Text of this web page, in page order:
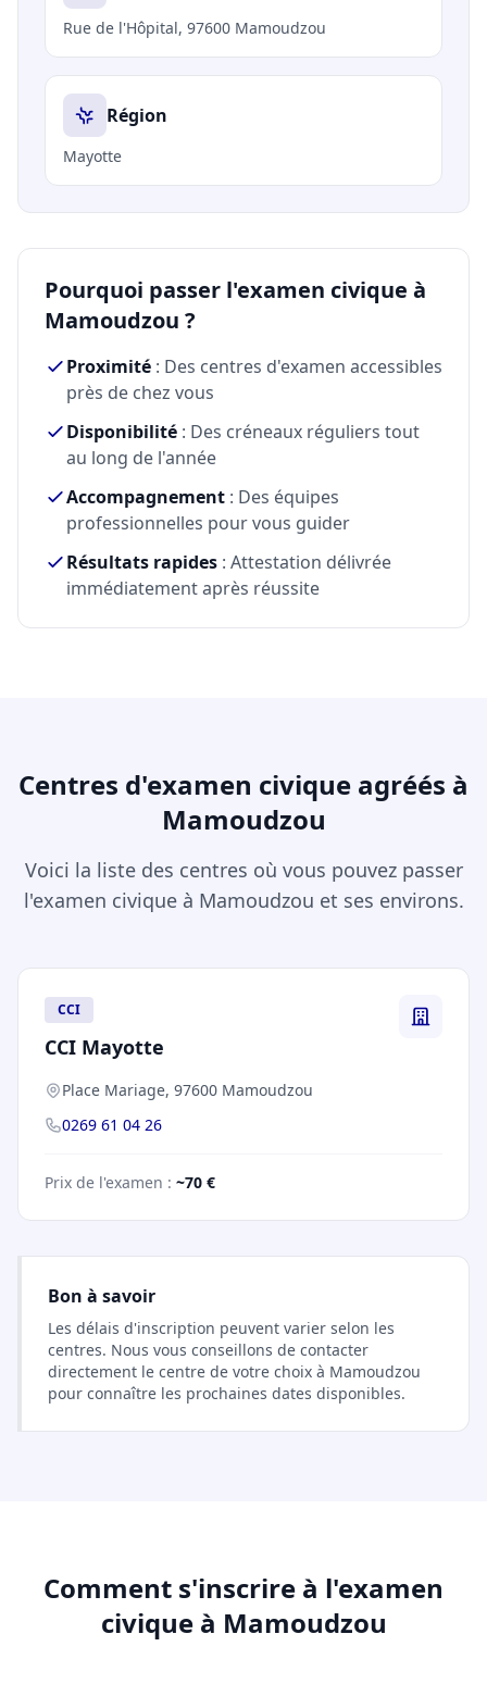
Rue de l'Hôpital, 97600 Mamoudzou
Région
Mayotte
Pourquoi passer l'examen civique à
Mamoudzou ?
Proximité : Des centres d'examen accessibles
près de chez vous
Disponibilité : Des créneaux réguliers tout
au long de l'année
Accompagnement : Des équipes
professionnelles pour vous guider
Résultats rapides : Attestation délivrée
immédiatement après réussite
Centres d'examen civique agréés à
Mamoudzou
Voici la liste des centres où vous pouvez passer
l'examen civique à Mamoudzou et ses environs.
CCI
CCI Mayotte
Place Mariage, 97600 Mamoudzou
0269 61 04 26
Prix de l'examen : ~70 €
Bon à savoir
Les délais d'inscription peuvent varier selon les
centres. Nous vous conseillons de contacter
directement le centre de votre choix à Mamoudzou
pour connaître les prochaines dates disponibles.
Comment s'inscrire à l'examen
civique à Mamoudzou